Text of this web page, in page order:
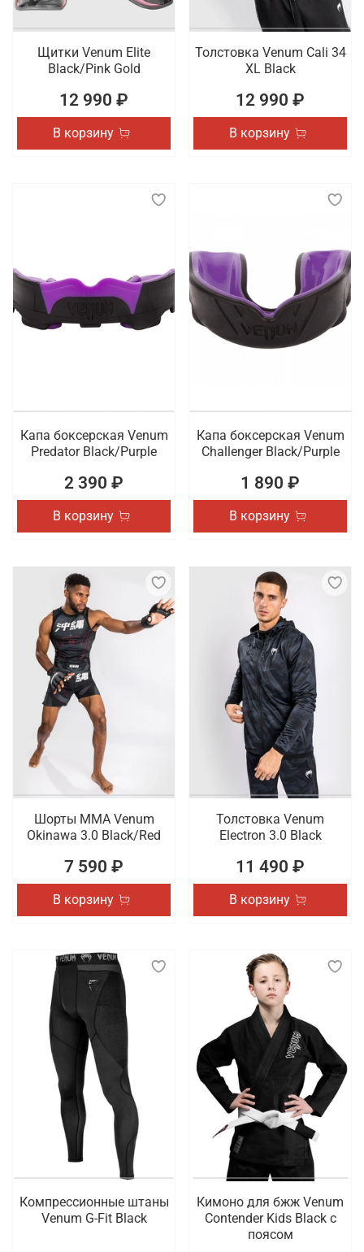
Щитки Venum Elite
Black/Pink Gold
12 990 ₽
В корзину
Толстовка Venum Cali 34
XL Black
12 990 ₽
В корзину
Капа боксерская Venum
Predator Black/Purple
2 390 ₽
В корзину
Капа боксерская Venum
Challenger Black/Purple
1 890 ₽
В корзину
Шорты ММА Venum
Okinawa 3.0 Black/Red
7 590 ₽
В корзину
Толстовка Venum
Electron 3.0 Black
11 490 ₽
В корзину
Компрессионные штаны
Venum G-Fit Black
Кимоно для бжж Venum
Contender Kids Black с
поясом